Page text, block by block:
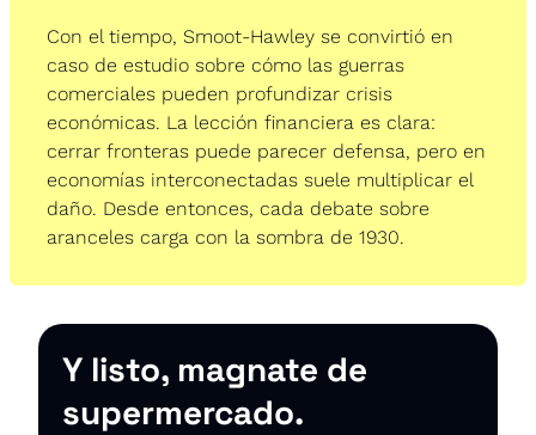
Con el tiempo, Smoot-Hawley se convirtió en
caso de estudio sobre cómo las guerras
comerciales pueden profundizar crisis
económicas. La lección financiera es clara:
cerrar fronteras puede parecer defensa, pero en
economías interconectadas suele multiplicar el
daño. Desde entonces, cada debate sobre
aranceles carga con la sombra de 1930.
Y listo, magnate de
supermercado.